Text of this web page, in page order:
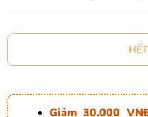
Giảm 30.000